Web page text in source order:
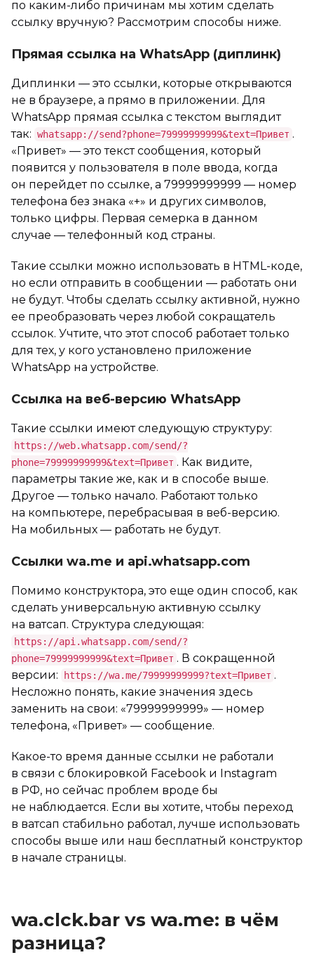
по каким-либо причинам мы хотим сделать
ссылку вручную? Рассмотрим способы ниже.
Прямая ссылка на WhatsApp (диплинк)
Диплинки — это ссылки, которые открываются
не в браузере, а прямо в приложении. Для
WhatsApp прямая ссылка с текстом выглядит
так: whatsapp://send?phone=79999999999&text=Привет .
«Привет» — это текст сообщения, который
появится у пользователя в поле ввода, когда
он перейдет по ссылке, а 79999999999 — номер
телефона без знака «+» и других символов,
только цифры. Первая семерка в данном
случае — телефонный код страны.
Такие ссылки можно использовать в HTML-коде,
но если отправить в сообщении — работать они
не будут. Чтобы сделать ссылку активной, нужно
ее преобразовать через любой сокращатель
ссылок. Учтите, что этот способ работает только
для тех, у кого установлено приложение
WhatsApp на устройстве.
Ссылка на веб-версию WhatsApp
Такие ссылки имеют следующую структуру:
https://web.whatsapp.com/send/?
phone=79999999999&text=Привет . Как видите,
параметры такие же, как и в способе выше.
Другое — только начало. Работают только
на компьютере, перебрасывая в веб-версию.
На мобильных — работать не будут.
Ссылки wa.me и api.whatsapp.com
Помимо конструктора, это еще один способ, как
сделать универсальную активную ссылку
на ватсап. Структура следующая:
https://api.whatsapp.com/send/?
phone=79999999999&text=Привет . В сокращенной
версии:
https://wa.me/79999999999?text=Привет .
Несложно понять, какие значения здесь
заменить на свои: «79999999999» — номер
телефона, «Привет» — сообщение.
Какое-то время данные ссылки не работали
в связи с блокировкой Facebook и Instagram
в РФ, но сейчас проблем вроде бы
не наблюдается. Если вы хотите, чтобы переход
в ватсап стабильно работал, лучше использовать
способы выше или наш бесплатный конструктор
в начале страницы.
wa.clck.bar vs wa.me: в чём
разница?